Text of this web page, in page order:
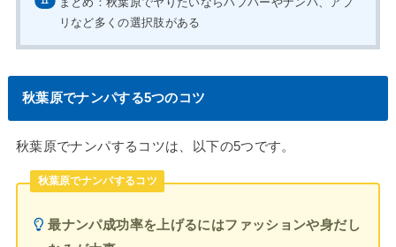
リなど多くの選択肢がある
秋葉原でナンパする5つのコツ
秋葉原でナンパするコツは、以下の5つです。
秋葉原でナンパするコツ
最ナンパ成功率を上げるにはファッションや身だし